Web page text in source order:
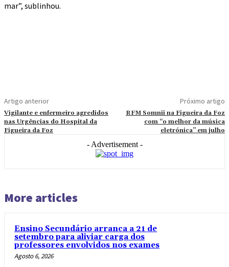
mar”, sublinhou.
Artigo anterior
Vigilante e enfermeiro agredidos
nas Urgências do Hospital da
Figueira da Foz
Próximo artigo
RFM Somnii na Figueira da Foz
com “o melhor da música
eletrónica” em julho
- Advertisement -
More articles
Ensino Secundário arranca a 21 de
setembro para aliviar carga dos
professores envolvidos nos exames
Agosto 6, 2026